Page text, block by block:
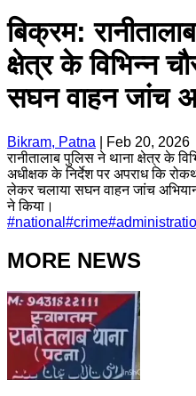
बिक्रम:
क्षेत्र के विभिन्न
सघन वाहन जांच
Bikram, Patna
Feb 20, 2026
रानीतालाब पुलिस ने थाना क्षेत्र के
अधीक्षक के निर्देश पर अपराध कि
लेकर चलाया सघन वाहन जांच
ने किया।
#national #crime#
MORE NEWS